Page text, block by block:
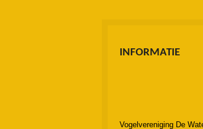
INFORMATIE
Vogelvereniging De